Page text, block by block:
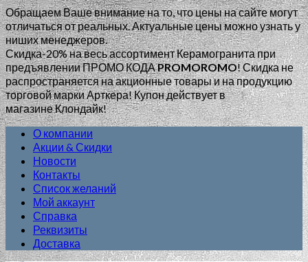
Обращаем Ваше внимание на то, что цены на сайте могут
отличаться от реальных. Актуальные цены можно узнать у
ниших менеджеров.
Скидка-20% на весь ассортимент Керамогранита при
предъявлении ПРОМО КОДАPROMOROMO!Скидка не
распространяется на акционные товары и на продукцию
торговой марки Арткера! Купон действует в
магазине Клондайк!
О компании
Акции & Скидки
Новости
Контакты
Список желаний
Мой аккаунт
Справка
Реквизиты
Доставка